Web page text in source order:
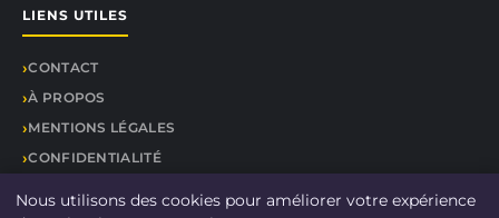
LIENS UTILES
CONTACT
À PROPOS
MENTIONS LÉGALES
CONFIDENTIALITÉ
Nous utilisons des cookies pour améliorer votre expérience